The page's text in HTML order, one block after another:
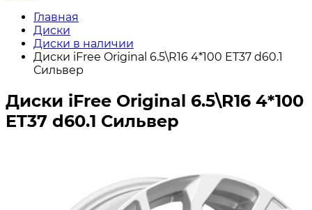
Главная
Диски
Диски в наличии
Диски iFree Original 6.5\R16 4*100 ET37 d60.1
Сильвер
Диски iFree Original 6.5\R16 4*100
ET37 d60.1 Сильвер